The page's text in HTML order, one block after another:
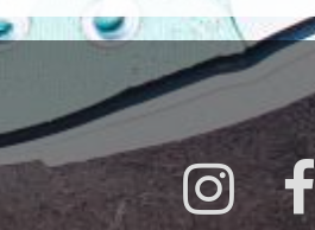
Instagram